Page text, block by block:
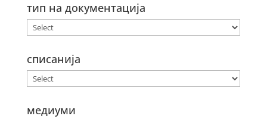
тип на документација
списанија
медиуми